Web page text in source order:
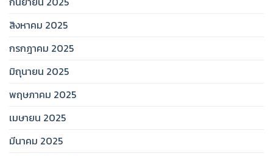
สิงหาคม 2025
กรกฎาคม 2025
มิถุนายน 2025
พฤษภาคม 2025
เมษายน 2025
มีนาคม 2025